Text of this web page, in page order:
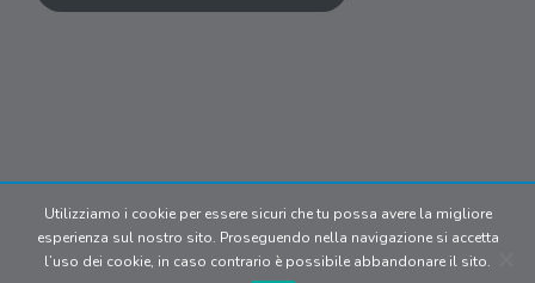
© 2024 Copyright | Dune S.r.l P.IVA
09902170969. All media belong
to their respective owners.Privacy
Utilizziamo i cookie per essere sicuri che tu possa avere la migliore
esperienza sul nostro sito. Proseguendo nella navigazione si accetta
l’uso dei cookie, in caso contrario è possibile abbandonare il sito.